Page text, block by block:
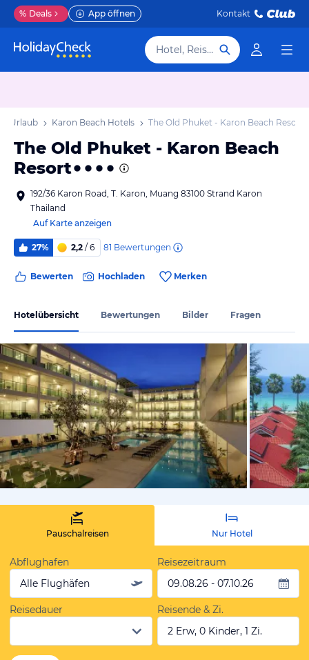
% Deals App öffnen Kontakt
Hotel, Reiseziel
Urlaub Karon Beach Hotels The Old Phuket - Karon Beach Resort
The Old Phuket - Karon Beach
Resort
192/36 Karon Road, T. Karon, Muang 83100 Strand Karon
Thailand
Auf Karte anzeigen
27% 2,2 / 6 81 Bewertungen
Bewerten Hochladen Merken
Hotelübersicht Bewertungen Bilder Fragen
vom
Pauschalreisen Nur Hotel
Abflughafen
Alle Flughäfen
Reisezeitraum
09.08.26 - 07.10.26
Reisedauer
Reisende & Zi.
2 Erw, 0 Kinder, 1 Zi.